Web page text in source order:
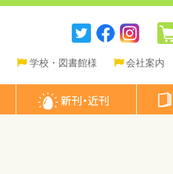
学校・図書館様 会社案内